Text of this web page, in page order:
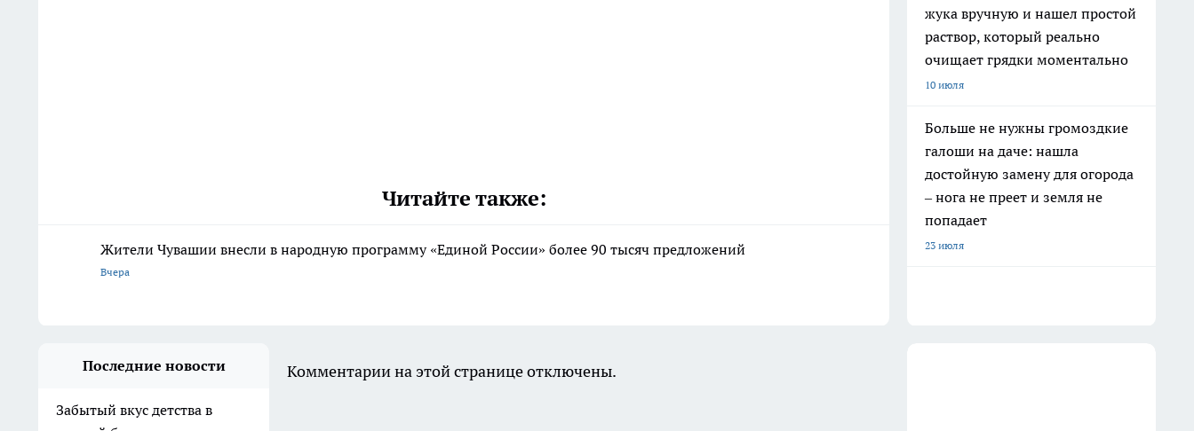
Читайте также:
Жители Чувашии внесли в народную программу «Единой России» более 90 тысяч предложений
Вчера
жука вручную и нашел простой
раствор, который реально
очищает грядки моментально
10 июля
Больше не нужны громоздкие
галоши на даче: нашла
достойную замену для огорода
– нога не преет и земля не
попадает
23 июля
Последние новости
Забытый вкус детства в
Комментарии на этой странице отключены.